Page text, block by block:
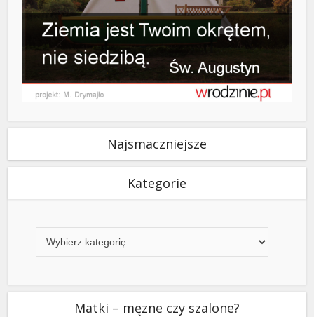
Najsmaczniejsze
Kategorie
Matki – męzne czy szalone?